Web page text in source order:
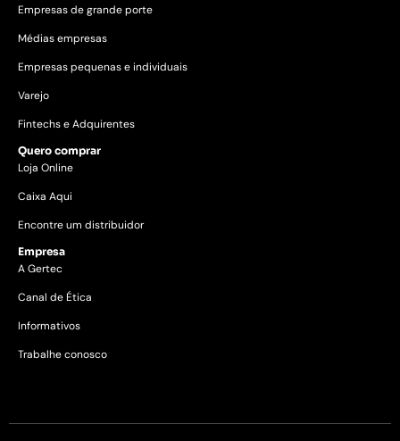
Empresas de grande porte
Médias empresas
Empresas pequenas e individuais
Varejo
Fintechs e Adquirentes
Quero comprar
Loja Online
Caixa Aqui
Encontre um distribuidor
Empresa
A Gertec
Canal de Ética
Informativos
Trabalhe conosco